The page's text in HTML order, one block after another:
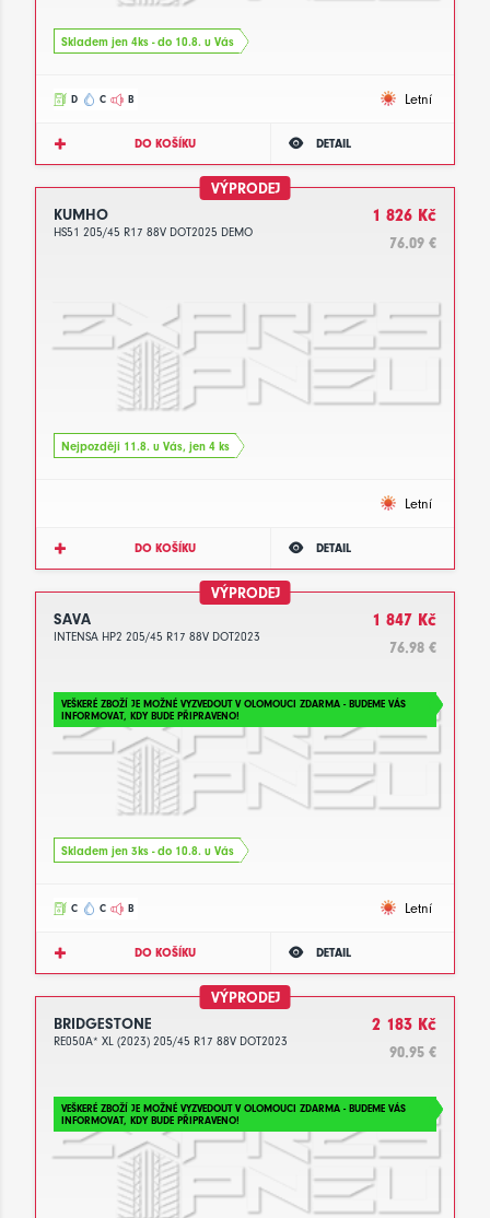
Skladem jen 4ks - do 10.8. u Vás
D C B Letní
DO KOŠÍKU DETAIL
VÝPRODEJ
KUMHO
HS51 205/45 R17 88V DOT2025 DEMO
1 826 Kč
76.09 €
Nejpozději 11.8. u Vás, jen 4 ks
Letní
DO KOŠÍKU DETAIL
VÝPRODEJ
SAVA
INTENSA HP2 205/45 R17 88V DOT2023
1 847 Kč
76.98 €
VEŠKERÉ ZBOŽÍ JE MOŽNÉ VYZVEDOUT V OLOMOUCI ZDARMA - BUDEME VÁS
INFORMOVAT, KDY BUDE PŘIPRAVENO!
Skladem jen 3ks - do 10.8. u Vás
C C B Letní
DO KOŠÍKU DETAIL
VÝPRODEJ
BRIDGESTONE
RE050A* XL (2023) 205/45 R17 88V DOT2023
2 183 Kč
90.95 €
VEŠKERÉ ZBOŽÍ JE MOŽNÉ VYZVEDOUT V OLOMOUCI ZDARMA - BUDEME VÁS
INFORMOVAT, KDY BUDE PŘIPRAVENO!